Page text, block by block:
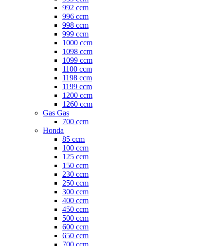
992 ccm
996 ccm
998 ccm
999 ccm
1000 ccm
1098 ccm
1099 ccm
1100 ccm
1198 ccm
1199 ccm
1200 ccm
1260 ccm
Gas Gas
700 ccm
Honda
85 ccm
100 ccm
125 ccm
150 ccm
230 ccm
250 ccm
300 ccm
400 ccm
450 ccm
500 ccm
600 ccm
650 ccm
700 ccm